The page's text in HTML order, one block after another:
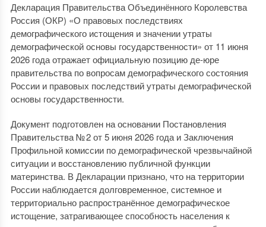
Декларация Правительства Объединённого Королевства
Россия (ОКР) «О правовых последствиях
демографического истощения и значении утраты
демографической основы государственности» от 11 июня
2026 года отражает официальную позицию де-юре
правительства по вопросам демографического состояния
России и правовых последствий утраты демографической
основы государственности.
Документ подготовлен на основании Постановления
Правительства № 2 от 5 июня 2026 года и Заключения
Профильной комиссии по демографической чрезвычайной
ситуации и восстановлению публичной функции
материнства. В Декларации признано, что на территории
России наблюдается долговременное, системное и
территориально распространённое демографическое
истощение, затрагивающее способность населения к